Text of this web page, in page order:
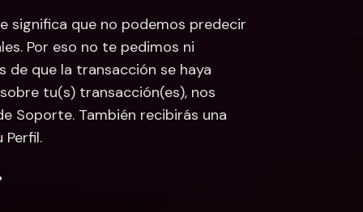
significa que no podemos predecir
Por eso no te pedimos ni
que la transacción se haya
tu(s) transacción(es), nos
Soporte. También recibirás una